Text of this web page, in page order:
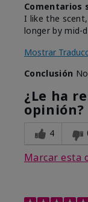
Comentarios
I like the
longer by mid-
Mostrar
Conclusión
¿Le ha
opinión?
4
Marcar esta